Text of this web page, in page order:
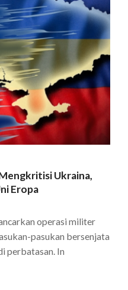
Ukraina,
Eropa
operasi militer
pasukan bersenjata
perbatasan. In